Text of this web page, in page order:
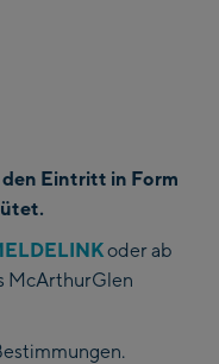
den Eintritt in Form
oder ab
McArthurGlen